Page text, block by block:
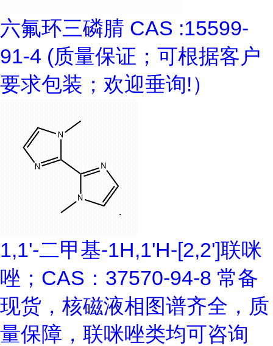
六氟环三磷腈 CAS :15599-
91-4 (质量保证；可根据客户
要求包装；欢迎垂询!）
1,1'-二甲基-1H,1'H-[2,2']联咪
唑；CAS：37570-94-8 常备
现货，核磁液相图谱齐全，质
量保障，联咪唑类均可咨询